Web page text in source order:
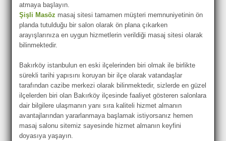
atmaya başlayın.
Şişli Masöz masaj sitesi tamamen müşteri memnuniyetinin ön
planda tutulduğu bir salon olarak ön plana çıkarken
arayışlarınıza en uygun hizmetlerin verildiği masaj sitesi olarak
bilinmektedir.
Bakırköy istanbulun en eski ilçelerinden biri olmak ile birlikte
sürekli tarihi yapısını koruyan bir ilçe olarak vatandaşlar
tarafından cazibe merkezi olarak bilinmektedir, sizlerde en güzel
ilçelerden biri olan Bakırköy ilçesinde faaliyet gösteren salonlara
dair bilgilere ulaşmanın yanı sıra kaliteli hizmet almanın
avantajlarından yararlanmaya başlamak istiyorsanız hemen
masaj salonu sitemiz sayesinde hizmet almanın keyfini
doyasıya yaşayın.